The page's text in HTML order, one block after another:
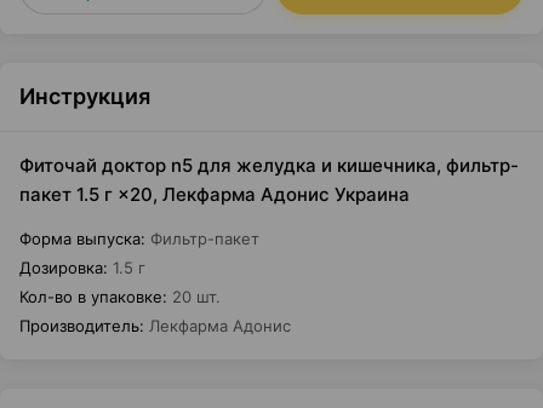
Инструкция
Фиточай доктор n5 для желудка и кишечника, фильтр-
пакет 1.5 г ×20, Лекфарма Адонис Украина
Форма выпуска: Фильтр-пакет
Дозировка: 1.5 г
Кол-во в упаковке: 20 шт.
Производитель: Лекфарма Адонис